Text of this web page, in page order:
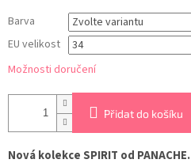
Barva
EU velikost
Možnosti doručení
Přidat do košíku
Nová kolekce SPIRIT od PANACHE.